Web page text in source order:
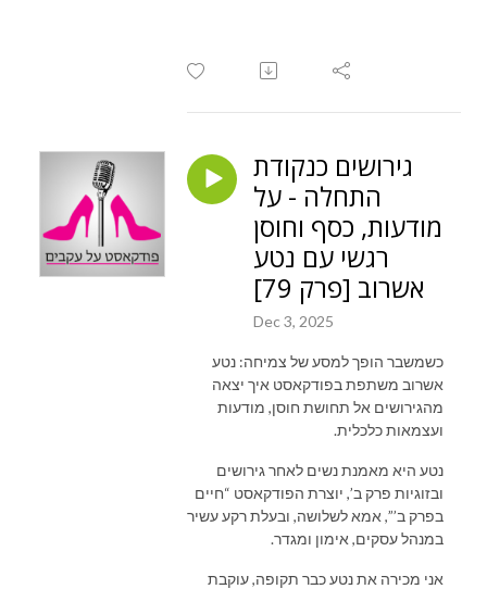
גירושים כנקודת
התחלה - על
מודעות, כסף וחוסן
רגשי עם נטע
אשרוב [פרק 79]
Dec 3, 2025
כשמשבר הופך למסע של צמיחה: נטע
אשרוב משתפת בפודקאסט איך יצאה
מהגירושים אל תחושת חוסן, מודעות
ועצמאות כלכלית.
נטע היא מאמנת נשים לאחר גירושים
ובזוגיות פרק ב’, יוצרת הפודקאסט “חיים
בפרק ב’”, אמא לשלושה, ובעלת רקע עשיר
במנהל עסקים, אימון ומגדר.
אני מכירה את נטע כבר תקופה, עוקבת